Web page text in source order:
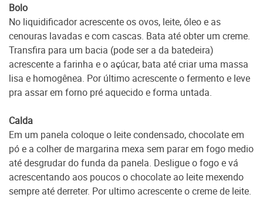
Bolo
No liquidificador acrescente os ovos, leite, óleo e as
cenouras lavadas e com cascas. Bata até obter um creme.
Transfira para um bacia (pode ser a da batedeira)
acrescente a farinha e o açúcar, bata até criar uma massa
lisa e homogênea. Por último acrescente o fermento e leve
pra assar em forno pré aquecido e forma untada.
Calda
Em um panela coloque o leite condensado, chocolate em
pó e a colher de margarina mexa sem parar em fogo medio
até desgrudar do funda da panela. Desligue o fogo e vá
acrescentando aos poucos o chocolate ao leite mexendo
sempre até derreter. Por ultimo acrescente o creme de leite.